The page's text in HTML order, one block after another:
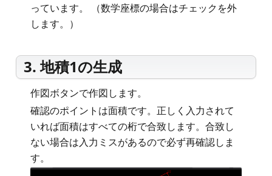
っています。 （数学座標の場合はチェックを外
します。）
3. 地積1の生成
作図ボタンで作図します。
確認のポイントは面積です。正しく入力されて
いれば面積はすべての桁で合致します。合致し
ない場合は入力ミスがあるので必ず再確認しま
す。